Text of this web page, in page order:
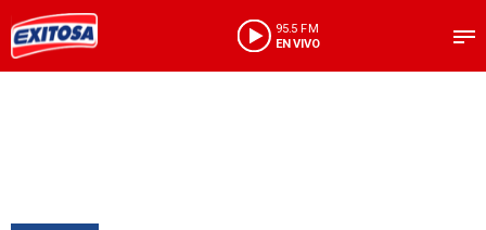
95.5 FM
EN VIVO